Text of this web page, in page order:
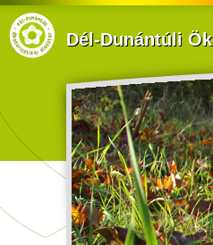
Dél-Dunántúli